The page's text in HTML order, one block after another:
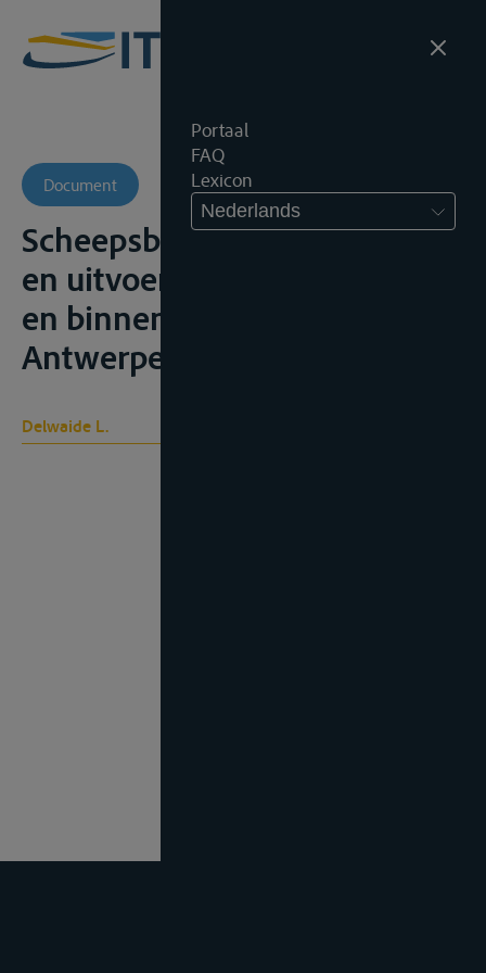
Portaal
FAQ
Lexicon
Nederlands
Document
Scheepsbeslag. Het bewarend
en uitvoerend beslag op zee-
en binnenschepen,
Antwerpen, Kluwer, 1988
Delwaide L.